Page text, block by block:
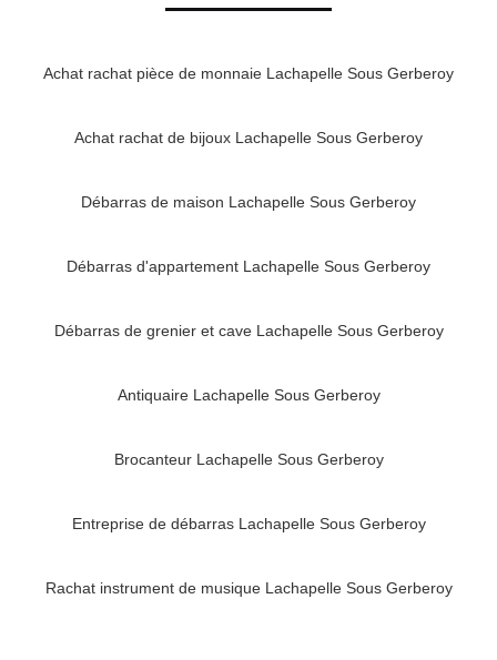
Achat rachat pièce de monnaie Lachapelle Sous Gerberoy
Achat rachat de bijoux Lachapelle Sous Gerberoy
Débarras de maison Lachapelle Sous Gerberoy
Débarras d'appartement Lachapelle Sous Gerberoy
Débarras de grenier et cave Lachapelle Sous Gerberoy
Antiquaire Lachapelle Sous Gerberoy
Brocanteur Lachapelle Sous Gerberoy
Entreprise de débarras Lachapelle Sous Gerberoy
Rachat instrument de musique Lachapelle Sous Gerberoy